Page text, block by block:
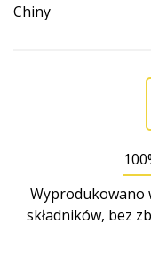
Chiny
Wyprodukowano
składników, bez